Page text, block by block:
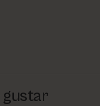
gustar